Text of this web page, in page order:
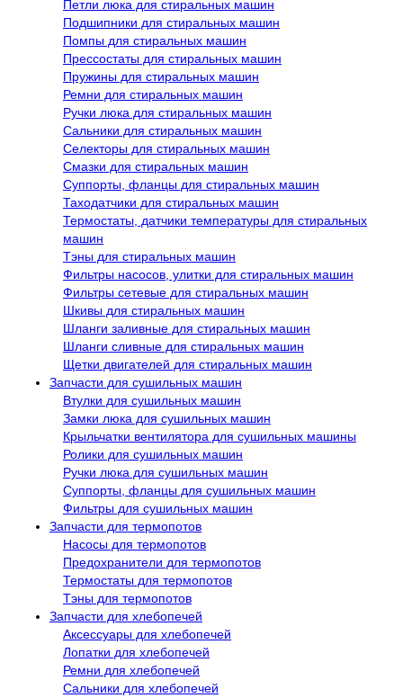
Петли люка для стиральных машин
Подшипники для стиральных машин
Помпы для стиральных машин
Прессостаты для стиральных машин
Пружины для стиральных машин
Ремни для стиральных машин
Ручки люка для стиральных машин
Сальники для стиральных машин
Селекторы для стиральных машин
Смазки для стиральных машин
Суппорты, фланцы для стиральных машин
Таходатчики для стиральных машин
Термостаты, датчики температуры для стиральных
машин
Тэны для стиральных машин
Фильтры насосов, улитки для стиральных машин
Фильтры сетевые для стиральных машин
Шкивы для стиральных машин
Шланги заливные для стиральных машин
Шланги сливные для стиральных машин
Щетки двигателей для стиральных машин
Запчасти для сушильных машин
Втулки для сушильных машин
Замки люка для сушильных машин
Крыльчатки вентилятора для сушильных машины
Ролики для сушильных машин
Ручки люка для сушильных машин
Суппорты, фланцы для сушильных машин
Фильтры для сушильных машин
Запчасти для термопотов
Насосы для термопотов
Предохранители для термопотов
Термостаты для термопотов
Тэны для термопотов
Запчасти для хлебопечей
Аксессуары для хлебопечей
Лопатки для хлебопечей
Ремни для хлебопечей
Сальники для хлебопечей